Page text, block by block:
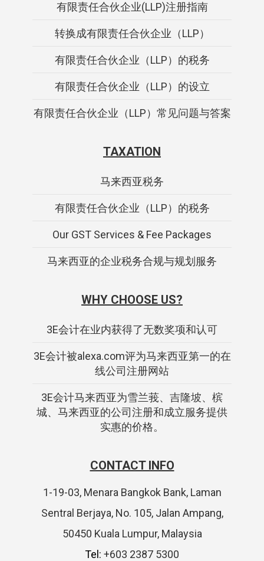
有限责任合伙企业(LLP)注册指南
转换成有限责任合伙企业（LLP）
有限责任合伙企业（LLP）的税务
有限责任合伙企业（LLP）的设立
有限责任合伙企业（LLP）常见问题与答案
TAXATION
马来西亚税务
有限责任合伙企业（LLP）的税务
Our GST Services & Fee Packages
马来西亚的企业税务合规与规划服务
WHY CHOOSE US?
3E会计在业内获得了无数奖项和认可
3E会计被alexa.com评为马来西亚第一的在
线公司注册网站
3E会计马来西亚为雪兰莪、吉隆坡、槟
城、马来西亚的公司注册和成立服务提供
实惠的价格。
CONTACT INFO
1-19-03, Menara Bangkok Bank, Laman
Sentral Berjaya, No. 105, Jalan Ampang,
50450 Kuala Lumpur, Malaysia
Tel: +603 2387 5300